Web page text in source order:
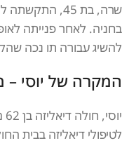
שרה, בת 45,
בחניה. לאחר פנייתה
להשיג עבורה תו נכה
המקרה של יוסי
לטיפולי דיאליזה בבית